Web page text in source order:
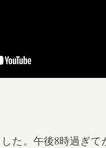
た。午後8時過ぎて